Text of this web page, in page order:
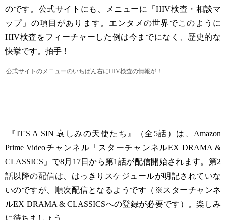
のです。公式サイトにも、メニューに「HIV検査・相談マ
ップ」の項目があります。エンタメの世界でこのように
HIV検査をフィーチャーした例は今までになく、歴史的な
快挙です。拍手！
公式サイトのメニューのいちばん右にHIV検査の情報が！
『IT'S A SIN 哀しみの天使たち』（全5話）は、Amazon
Prime Videoチャンネル「スターチャンネルEX DRAMA &
CLASSICS」で8月17日から第1話が配信開始されます。第2
話以降の配信は、はっきりスケジュールが明記されていな
いのですが、順次配信となるようです（※スターチャンネ
ルEX DRAMA & CLASSICSへの登録が必要です）。楽しみ